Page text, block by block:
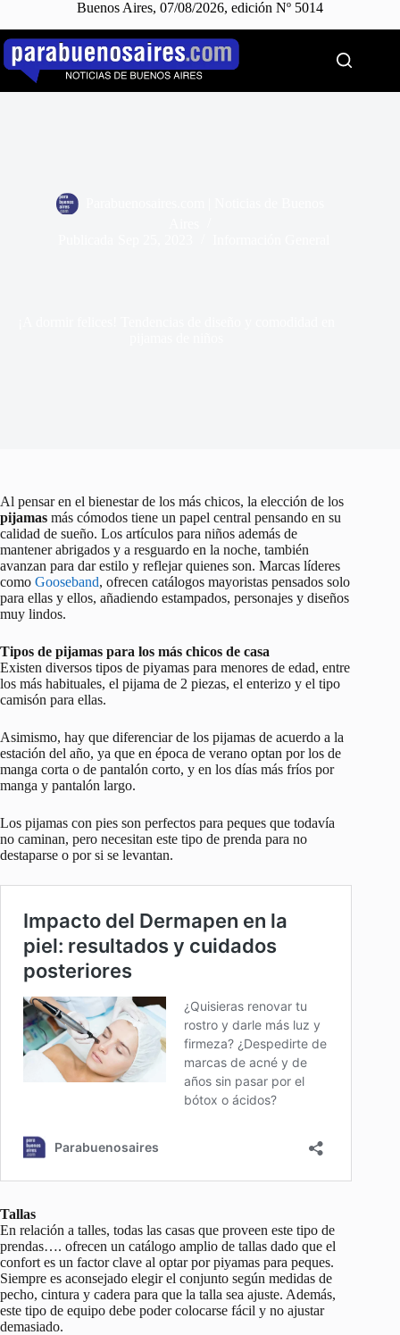
Buenos Aires, 07/08/2026, edición Nº 5014
Saltar
contenido
Al pensar en el bienestar de los más chicos, la elección de los
pijamas más cómodos tiene un papel central pensando en su
calidad de sueño. Los artículos para niños además de
mantener abrigados y a resguardo en la noche, también
avanzan para dar estilo y reflejar quienes son. Marcas líderes
como Gooseband, ofrecen catálogos mayoristas pensados solo
para ellas y ellos, añadiendo estampados, personajes y diseños
muy lindos.
Tipos de pijamas para los más chicos de casa
Existen diversos tipos de piyamas para menores de edad, entre
los más habituales, el pijama de 2 piezas, el enterizo y el tipo
camisón para ellas.
Asimismo, hay que diferenciar de los pijamas de acuerdo a la
estación del año, ya que en época de verano optan por los de
manga corta o de pantalón corto, y en los días más fríos por
manga y pantalón largo.
Los pijamas con pies son perfectos para peques que todavía
no caminan, pero necesitan este tipo de prenda para no
destaparse o por si se levantan.
Tallas
En relación a talles, todas las casas que proveen este tipo de
prendas…. ofrecen un catálogo amplio de tallas dado que el
confort es un factor clave al optar por piyamas para peques.
Siempre es aconsejado elegir el conjunto según medidas de
pecho, cintura y cadera para que la talla sea ajuste. Además,
este tipo de equipo debe poder colocarse fácil y no ajustar
demasiado.